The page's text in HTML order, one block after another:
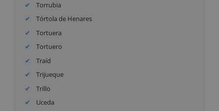
Torrubia
Tórtola de Henares
Tortuera
Tortuero
Traíd
Trijueque
Trillo
Uceda